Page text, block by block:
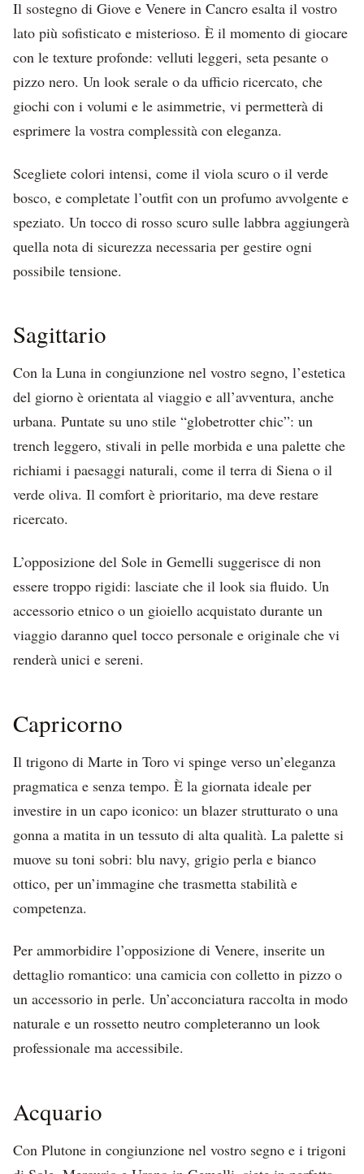
Il sostegno di Giove e Venere in Cancro esalta il vostro
lato più sofisticato e misterioso. È il momento di giocare
con le texture profonde: velluti leggeri, seta pesante o
pizzo nero. Un look serale o da ufficio ricercato, che
giochi con i volumi e le asimmetrie, vi permetterà di
esprimere la vostra complessità con eleganza.
Scegliete colori intensi, come il viola scuro o il verde
bosco, e completate l’outfit con un profumo avvolgente e
speziato. Un tocco di rosso scuro sulle labbra aggiungerà
quella nota di sicurezza necessaria per gestire ogni
possibile tensione.
Sagittario
Con la Luna in congiunzione nel vostro segno, l’estetica
del giorno è orientata al viaggio e all’avventura, anche
urbana. Puntate su uno stile “globetrotter chic”: un
trench leggero, stivali in pelle morbida e una palette che
richiami i paesaggi naturali, come il terra di Siena o il
verde oliva. Il comfort è prioritario, ma deve restare
ricercato.
L’opposizione del Sole in Gemelli suggerisce di non
essere troppo rigidi: lasciate che il look sia fluido. Un
accessorio etnico o un gioiello acquistato durante un
viaggio daranno quel tocco personale e originale che vi
renderà unici e sereni.
Capricorno
Il trigono di Marte in Toro vi spinge verso un’eleganza
pragmatica e senza tempo. È la giornata ideale per
investire in un capo iconico: un blazer strutturato o una
gonna a matita in un tessuto di alta qualità. La palette si
muove su toni sobri: blu navy, grigio perla e bianco
ottico, per un’immagine che trasmetta stabilità e
competenza.
Per ammorbidire l’opposizione di Venere, inserite un
dettaglio romantico: una camicia con colletto in pizzo o
un accessorio in perle. Un’acconciatura raccolta in modo
naturale e un rossetto neutro completeranno un look
professionale ma accessibile.
Acquario
Con Plutone in congiunzione nel vostro segno e i trigoni